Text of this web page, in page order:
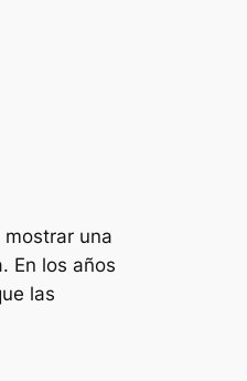
una
En los años
las